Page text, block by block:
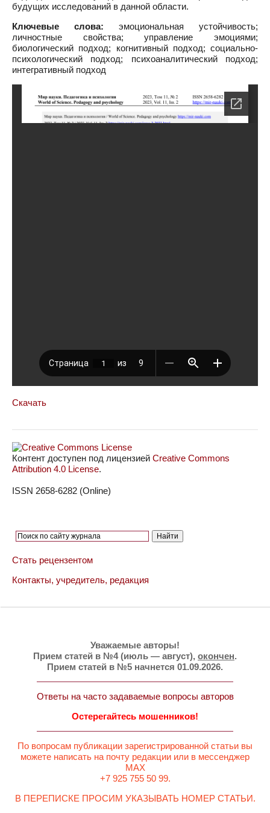
будущих исследований в данной области.
Ключевые слова: эмоциональная устойчивость;
личностные свойства; управление эмоциями;
биологический подход; когнитивный подход; социально-
психологический подход; психоаналитический подход;
интегративный подход
Скачать
Контент доступен под лицензией Creative Commons
Attribution 4.0 License.
ISSN 2658-6282 (Online)
Стать рецензентом
Контакты, учредитель, редакция
Уважаемые авторы!
Прием статей в №4 (июль — август), окончен.
Прием статей в №5 начнется 01.09.2026.
Ответы на часто задаваемые вопросы авторов
Остерегайтесь мошенников!
По вопросам публикации зарегистрированной статьи вы
можете написать на почту редакции или в мессенджер
MAX
+7 925 755 50 99.
В ПЕРЕПИСКЕ ПРОСИМ УКАЗЫВАТЬ НОМЕР СТАТЬИ.